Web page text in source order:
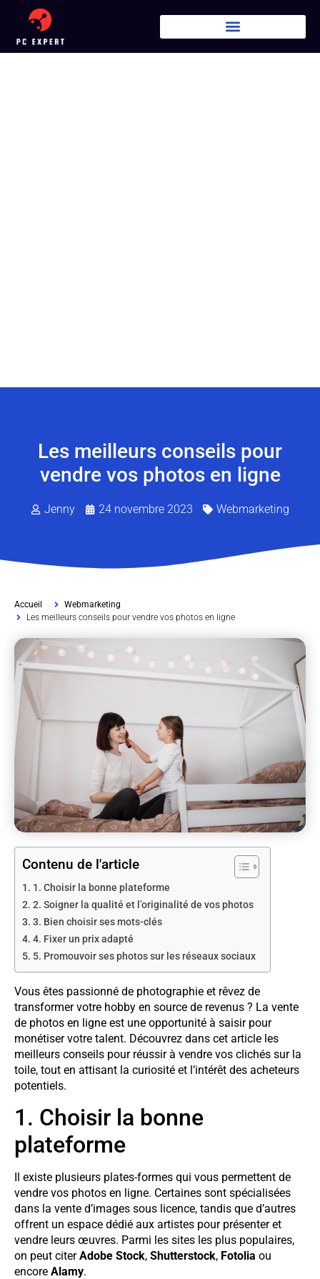
Les meilleurs conseils pour
vendre vos photos en ligne
Jenny 24 novembre 2023 Webmarketing
Accueil
Webmarketing
Les meilleurs conseils pour vendre vos photos en ligne
Contenu de l'article
1. Choisir la bonne plateforme
2. Soigner la qualité et l’originalité de vos photos
3. Bien choisir ses mots-clés
4. Fixer un prix adapté
5. Promouvoir ses photos sur les réseaux sociaux
Vous êtes passionné de photographie et rêvez de
transformer votre hobby en source de revenus ? La vente
de photos en ligne est une opportunité à saisir pour
monétiser votre talent. Découvrez dans cet article les
meilleurs conseils pour réussir à vendre vos clichés sur la
toile, tout en attisant la curiosité et l’intérêt des acheteurs
potentiels.
1. Choisir la bonne
plateforme
Il existe plusieurs plates-formes qui vous permettent de
vendre vos photos en ligne. Certaines sont spécialisées
dans la vente d’images sous licence, tandis que d’autres
offrent un espace dédié aux artistes pour présenter et
vendre leurs œuvres. Parmi les sites les plus populaires,
on peut citerAdobe Stock, Shutterstock, Fotolia ou
encore Alamy.